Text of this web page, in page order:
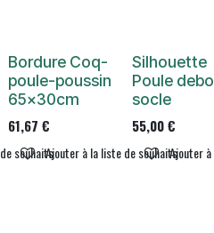
souhaits
Bordure Coq-
poule-poussin
65x30cm
61,67 €
Ajouter à la liste de souhaits
Silhouette
Poule
socle
55,00€
Ajouter